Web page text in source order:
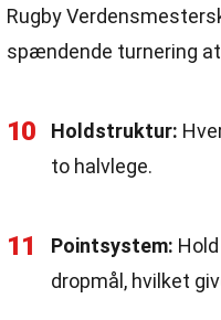
Rugby
spændende turnering
10 Holdstruktur:
to halvlege.
11 Pointsystem:
dropmål, hvilket